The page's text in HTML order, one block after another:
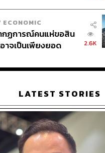
ECONOMIC
กฏการณ์คนแห่ขอสิน
าจเป็นเพียงยอด
ซุกไว้
2.6K
LATEST STORIES